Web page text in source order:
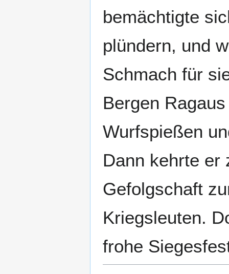
bemächtigte
plündern, und
Schmach für
Bergen
Wurfspießen
Dann kehrte er
Gefolgschaft
Kriegsleuten.
frohe